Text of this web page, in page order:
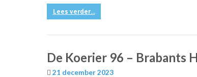
Lees verder...
De Koerier 96 – Brabants
21 december 2023